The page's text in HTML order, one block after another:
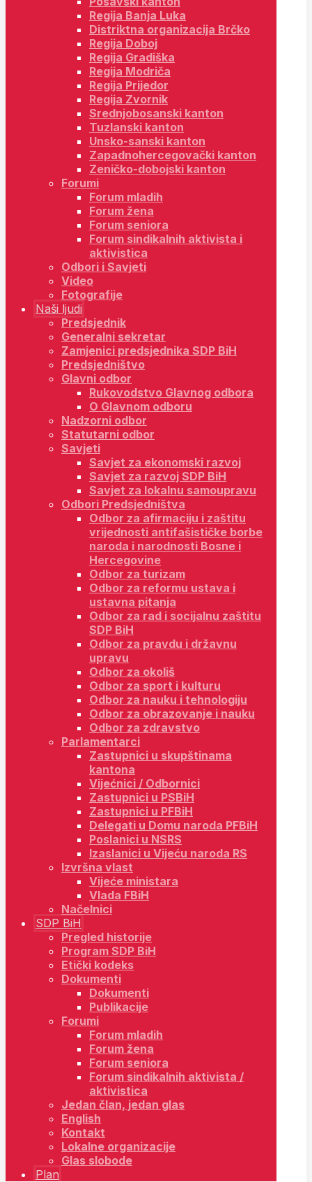
Regija Banja Luka
Distriktna organizacija Brčko
Regija Doboj
Regija Gradiška
Regija Modriča
Regija Prijedor
Regija Zvornik
Srednjobosanski kanton
Tuzlanski kanton
Unsko-sanski kanton
Zapadnohercegovački kanton
Zeničko-dobojski kanton
Forumi
Forum mladih
Forum žena
Forum seniora
Forum sindikalnih aktivista i
aktivistica
Odbori i Savjeti
Video
Fotografije
Naši ljudi
Predsjednik
Generalni sekretar
Zamjenici predsjednika SDP BiH
Predsjedništvo
Glavni odbor
Rukovodstvo Glavnog odbora
O Glavnom odboru
Nadzorni odbor
Statutarni odbor
Savjeti
Savjet za ekonomski razvoj
Savjet za razvoj SDP BiH
Savjet za lokalnu samoupravu
Odbori Predsjedništva
Odbor za afirmaciju i zaštitu
vrijednosti antifašističke borbe
naroda i narodnosti Bosne i
Hercegovine
Odbor za turizam
Odbor za reformu ustava i
ustavna pitanja
Odbor za rad i socijalnu zaštitu
SDP BiH
Odbor za pravdu i državnu
upravu
Odbor za okoliš
Odbor za sport i kulturu
Odbor za nauku i tehnologiju
Odbor za obrazovanje i nauku
Odbor za zdravstvo
Parlamentarci
Zastupnici u skupštinama
kantona
Vijećnici / Odbornici
Zastupnici u PSBiH
Zastupnici u PFBiH
Delegati u Domu naroda PFBiH
Poslanici u NSRS
Izaslanici u Vijeću naroda RS
Izvršna vlast
Vijeće ministara
Vlada FBiH
Načelnici
SDP BiH
Pregled historije
Program SDP BiH
Etički kodeks
Dokumenti
Dokumenti
Publikacije
Forumi
Forum mladih
Forum žena
Forum seniora
Forum sindikalnih aktivista /
aktivistica
Jedan član, jedan glas
English
Kontakt
Lokalne organizacije
Glas slobode
Plan